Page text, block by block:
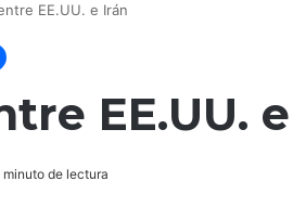
EE.UU. e Irán
EE.UU.
de lectura